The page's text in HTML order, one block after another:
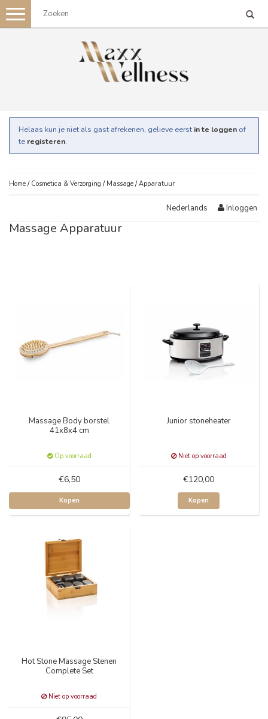
Toggle
navigation
Helaas kun je niet als gast afrekenen, gelieve eerst in te loggen of
te registeren.
Home / Cosmetica & Verzorging / Massage /Apparatuur
Nederlands Inloggen
Massage Apparatuur
Massage Body borstel
41x8x4 cm
Op voorraad
€6,50
Kopen
Junior stoneheater
Niet op voorraad
€120,00
Kopen
Hot Stone Massage Stenen
Complete Set
Niet op voorraad